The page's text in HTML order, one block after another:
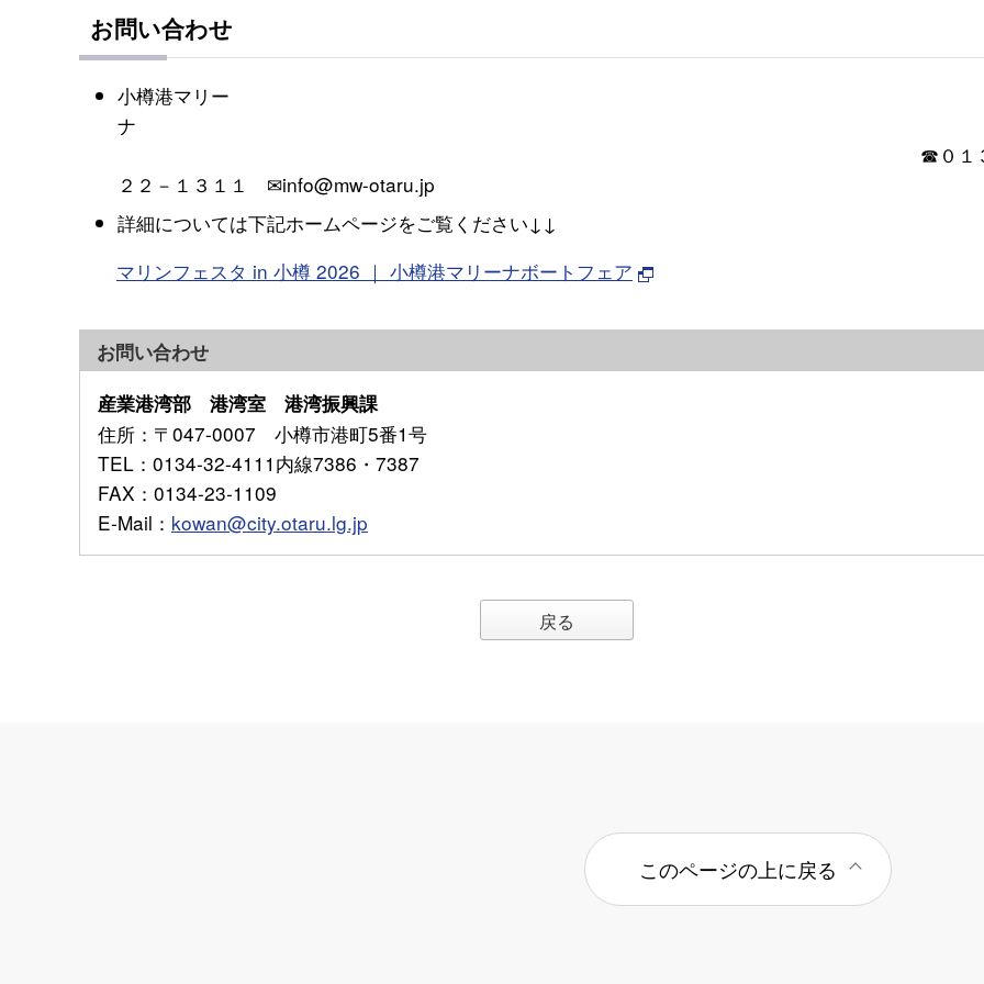
お問い合わせ
小樽港マリー
☎０１３４
２２－１３１１ ✉info@mw-otaru.jp
詳細については下記ホームページをご覧ください↓↓
マリンフェスタ in 小樽 2026 ｜ 小樽港マリーナボートフェア
お問い合わせ
産業港湾部 港湾室 港湾振興課
住所 ：〒047-0007 小樽市港町5番1号
TEL ：0134-32-4111内線7386・7387
FAX ：0134-23-1109
E-Mail ： kowan@city.otaru.lg.jp
戻る
このページの上に戻る